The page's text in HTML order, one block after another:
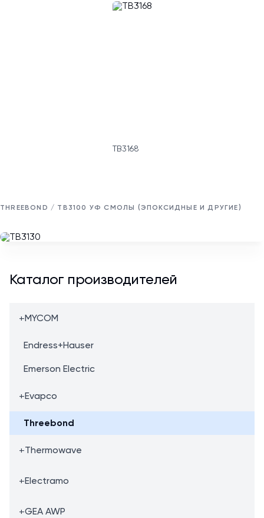
TB3168
THREEBOND / TB3100 УФ СМОЛЫ (ЭПОКСИДНЫЕ И ДРУГИЕ)
Каталог производителей
+MYCOM
Endress+Hauser
Emerson Electric
+Evapco
Threebond
+Thermowave
+Electramo
+GEA AWP